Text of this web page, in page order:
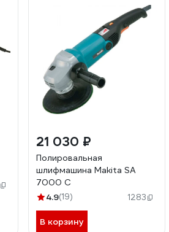
21 030 ₽
Полировальная
шлифмашина Makita SA
7000 C
4.9(19) 1283
В корзину